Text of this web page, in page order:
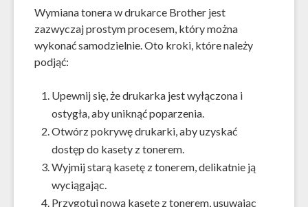
Wymiana tonera w drukarce Brother jest
zazwyczaj prostym procesem, który można
wykonać samodzielnie. Oto kroki, które należy
podjąć:
Upewnij się, że drukarka jest wyłączona i
ostygła, aby uniknąć poparzenia.
Otwórz pokrywę drukarki, aby uzyskać
dostęp do kasety z tonerem.
Wyjmij starą kasetę z tonerem, delikatnie ją
wyciągając.
Przygotuj nową kasetę z tonerem, usuwając